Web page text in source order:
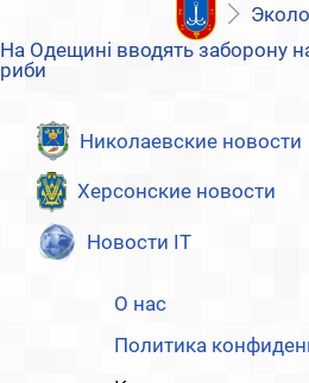
На Одещині вводять заборону
риби
Николаевские новости
Херсонские новости
Новости IT
О нас
Политика